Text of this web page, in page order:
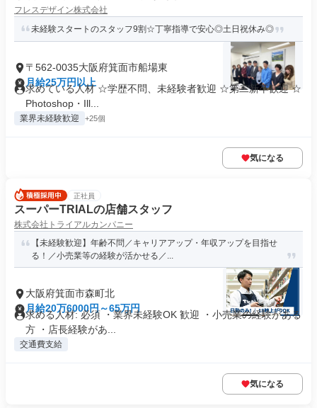
フレスデザイン株式会社
未経験スタートのスタッフ9割☆丁寧指導で安心◎土日祝休み◎
〒562-0035大阪府箕面市船場東
月給25万円以上
求めている人材 ☆学歴不問、未経験者歓迎 ☆第二新卒歓迎 ☆
Photoshop・Ill...
業界未経験歓迎 +25個
気になる
正社員
スーパーTRIALの店舗スタッフ
株式会社トライアルカンパニー
【未経験歓迎】年齢不問／キャリアアップ・年収アップを目指せ
る！／小売業等の経験が活かせる／...
大阪府箕面市森町北
月給20万6000円～65万円
求める人材: 必須 ・業界未経験OK 歓迎 ・小売業の経験がある
方 ・店長経験があ...
交通費支給
気になる